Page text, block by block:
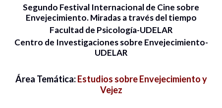
Segundo Festival Internacional de Cine sobre
Envejecimiento. Miradas a través del tiempo
Facultad de Psicología-UDELAR
Centro de Investigaciones sobre Envejecimiento-
UDELAR
Área Temática:Estudios sobre Envejecimiento y
Vejez